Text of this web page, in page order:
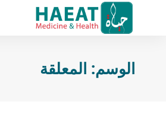
الوسم: المعلقة